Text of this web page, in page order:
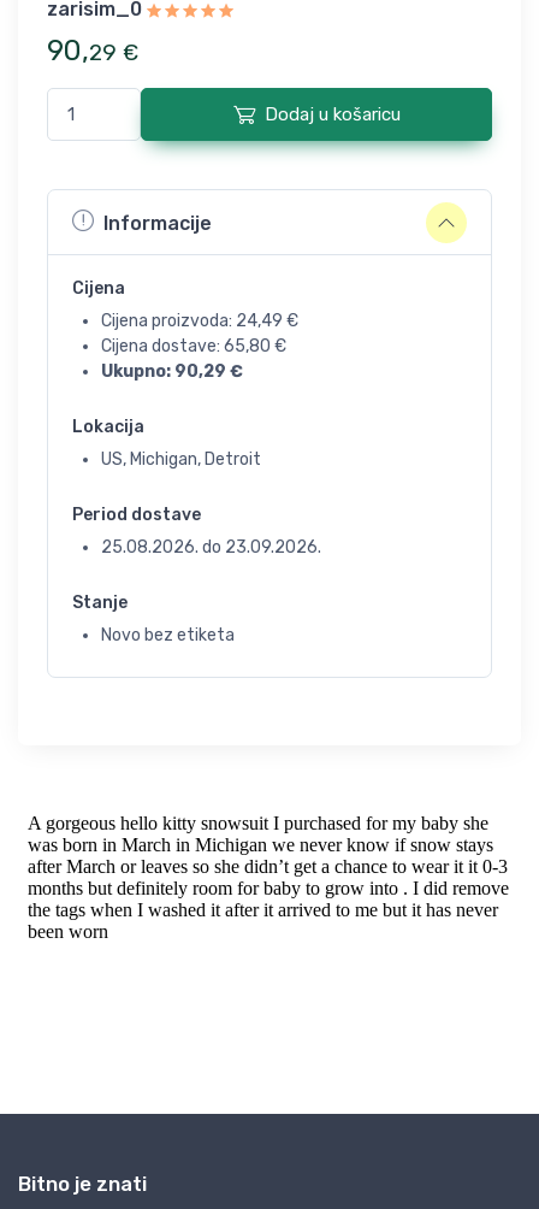
zarisim_0
90,29 €
Dodaj u košaricu
Informacije
Cijena
Cijena proizvoda: 24,49 €
Cijena dostave: 65,80 €
Ukupno: 90,29 €
Lokacija
US, Michigan, Detroit
Period dostave
25.08.2026. do 23.09.2026.
Stanje
Novo bez etiketa
Bitno je znati